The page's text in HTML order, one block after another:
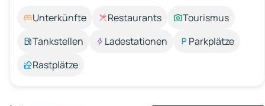
Unterkünfte Restaurants
Tourismus
Tankstellen
Ladestationen
Parkplätze
Rastplätze